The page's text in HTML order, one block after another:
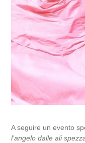
A seguire un evento
l’angelo dalle ali